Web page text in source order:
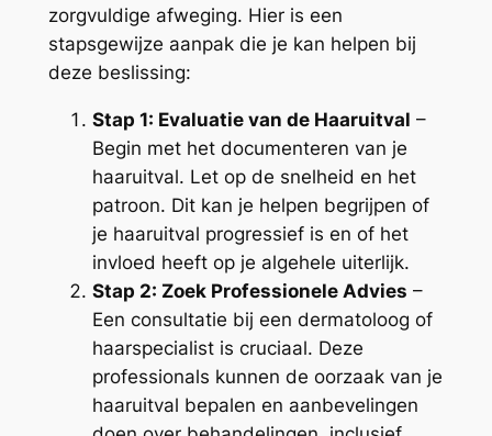
zorgvuldige afweging. Hier is een
stapsgewijze aanpak die je kan helpen bij
deze beslissing:
Stap 1: Evaluatie van de Haaruitval –
Begin met het documenteren van je
haaruitval. Let op de snelheid en het
patroon. Dit kan je helpen begrijpen of
je haaruitval progressief is en of het
invloed heeft op je algehele uiterlijk.
Stap 2: Zoek Professionele Advies –
Een consultatie bij een dermatoloog of
haarspecialist is cruciaal. Deze
professionals kunnen de oorzaak van je
haaruitval bepalen en aanbevelingen